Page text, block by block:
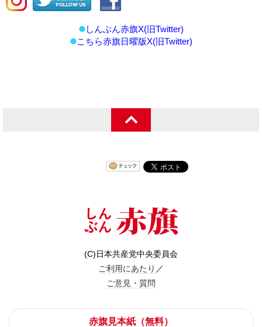
しんぶん赤旗X(旧Twitter)
こちら赤旗日曜版X(旧Twitter)
(C)日本共産党中央委員会
ご利用にあたり ／
ご意見・質問
赤旗見本紙（無料）